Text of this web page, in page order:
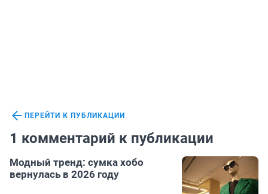
ПЕРЕЙТИ К ПУБЛИКАЦИИ
1 комментарий к публикации
Модный тренд: сумка хобо
вернулась в 2026 году